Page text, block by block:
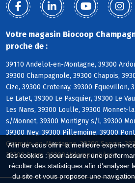
Afin de vous offrir la meilleure
des cookies : pour assurer une
récolter des statistiques afin d'analyser
du site et vous proposer une
Votre magasin Biocoop
proche de :
39110 Andelot-en-Montagne, 39300
39300 Champagnole, 39300 Chapois,
Cize, 39300 Crotenay, 39300 Equevillon,
Le Latet, 39300 Le Pasquier, 39300 Le
Les Nans, 39300 Loulle, 39300 Monnet-
s/Monnet, 39300 Montigny s/l, 39300
39300 Ney, 39300 Pillemoine, 39300
Germain-en-Montagne, 39300 Sapois,
39300 Syam, 39300 Valempoulières